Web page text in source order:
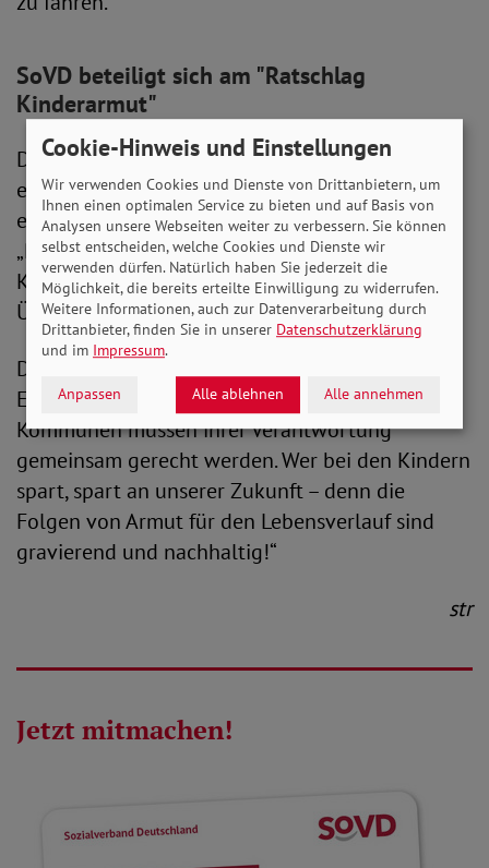
SoVD beteiligt sich am "Ratschlag
Kinderarmut"
Der SoVD betrachtet Kinderarmut als ein
ernstzunehmendes Problem. Kürzlich beteiligte
er sich an einem Aufruf des Bündnisses
„Ratschlag Kinderarmut“, der eine gemeinsame
Kraftanstrengung aller staatlichen Ebenen zur
Überwindung von Kinderarmut forderte.
Die SoVD-Vorstandsvorsitzende Michaela
Engelmeier sagte dazu: „Bund, Länder und
Kommunen müssen ihrer Verantwortung
gemeinsam gerecht werden. Wer bei den Kindern
spart, spart an unserer Zukunft – denn die
Folgen von Armut für den Lebensverlauf sind
gravierend und nachhaltig!“
str
Jetzt mitmachen!
Cookie-Hinweis und Einstellungen
Wir verwenden Cookies und Dienste von Drittanbietern, um
Ihnen einen optimalen Service zu bieten und auf Basis von
Analysen unsere Webseiten weiter zu verbessern. Sie können
selbst entscheiden, welche Cookies und Dienste wir
verwenden dürfen. Natürlich haben Sie jederzeit die
Möglichkeit, die bereits erteilte Einwilligung zu widerrufen.
Weitere Informationen, auch zur Datenverarbeitung durch
Drittanbieter, finden Sie in unserer Datenschutzerklärung
und im Impressum.
Anpassen Alle ablehnen Alle annehmen